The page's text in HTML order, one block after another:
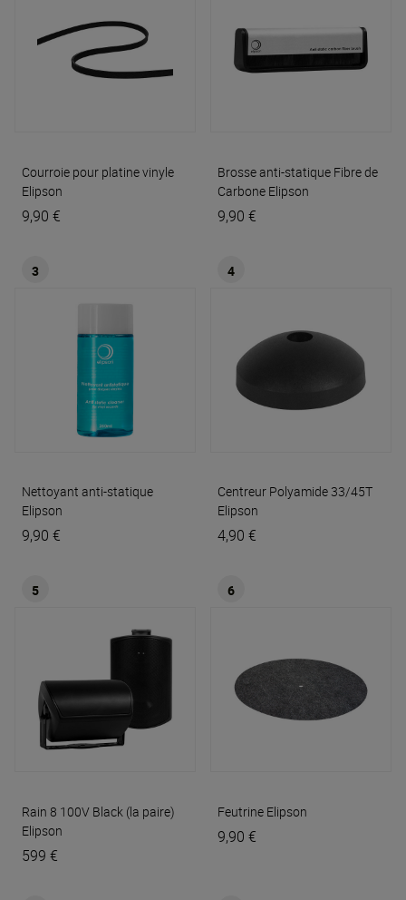
Courroie pour platine vinyle
Elipson
9,90 €
Brosse anti-statique Fibre de
Carbone Elipson
9,90 €
3
Nettoyant anti-statique
Elipson
9,90 €
4
Centreur Polyamide 33/45T
Elipson
4,90 €
5
Rain 8 100V Black (la paire)
Elipson
599 €
6
Feutrine Elipson
9,90 €